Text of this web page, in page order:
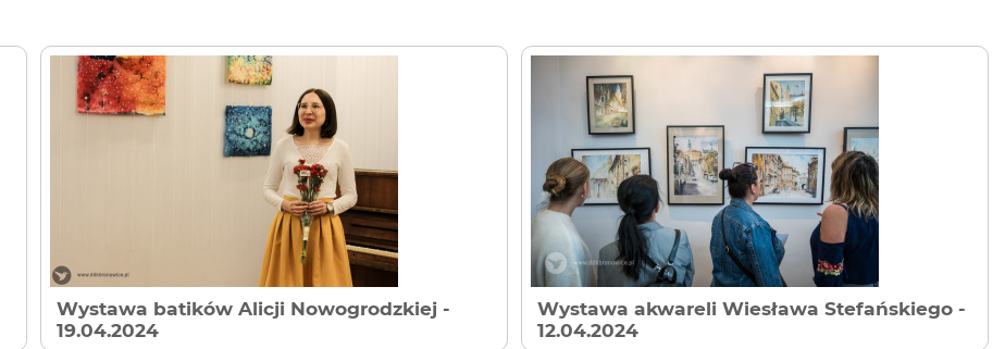
Wystawa batików Alicji Nowogrodzkiej -
19.04.2024
Wystawa akwareli Wiesława Stefańskiego -
12.04.2024